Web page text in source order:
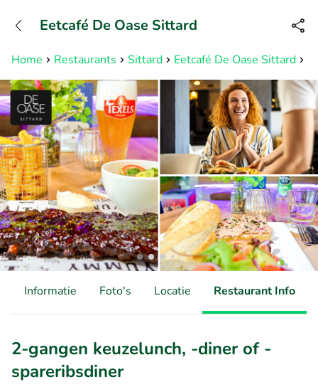
Bereikbaar tot 23:00 uur
Home Restaurants Sittard Eetcafé De Oase Sittard
Eetcafé De Oase Sittard
Informatie Foto's Locatie Restaurant Info
2-gangen keuzelunch, -diner of -
spareribsdiner